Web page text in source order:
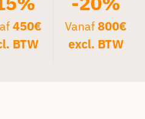
450€
BTW
Vanaf800€
excl. BTW